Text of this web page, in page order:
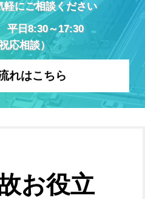
軽にご相談ください
日8:30～17:30
応相談）
れはこちら
お役立